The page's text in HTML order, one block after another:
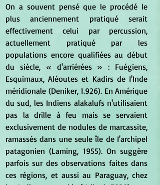
On a souvent pensé que le procédé le
plus anciennement pratiqué serait
effectivement celui par percussion,
actuellement pratiqué par les
populations encore qualifiées au début
du siècle, « d'arriérées » : Fuégiens,
Esquimaux, Aléoutes et Kadirs de I'Inde
méridionale (Deniker, 1.926). En Amérique
du sud, les Indiens alakalufs n'utilisaient
pas la drille à feu mais se servaient
exclusivement de nodules de marcassite,
ramassés dans une seule île de I'archipel
patagonien (Laming, 1955). On suggère
parfois sur des observations faites dans
ces régions, et aussi au Paraguay, chez